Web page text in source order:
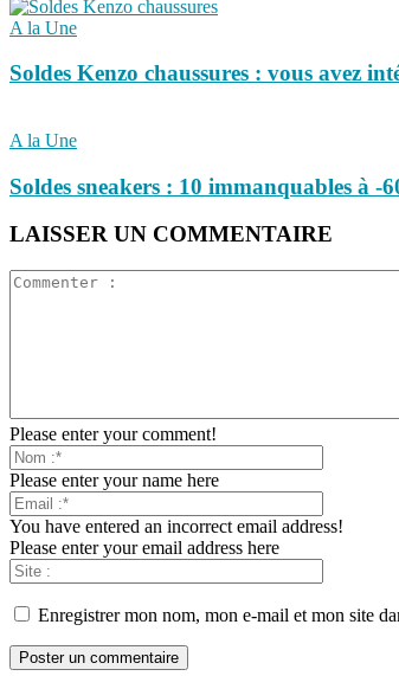
A la Une
Soldes Kenzo chaussures : vous avez
A la Une
Soldes sneakers : 10 immanquables à -
LAISSER UN COMMENTAIRE
Please enter your comment!
Please enter your name here
You have entered an incorrect email address!
Please enter your email address here
Enregistrer mon nom, mon e-mail et mon site